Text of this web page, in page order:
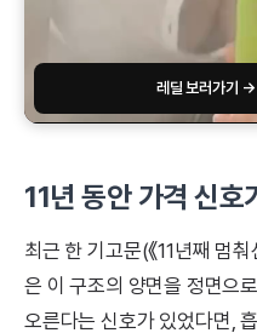
레딜 보러가기 →
11년 동안 가격 신호
최근 한 기고문(《11년째 멈
은 이 구조의 양면을 정면으
오른다는 신호가 있었다면,